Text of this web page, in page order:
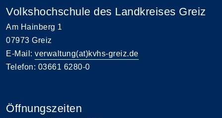
Volkshochschule des Landkreises Greiz
Am Hainberg 1
07973 Greiz
E-Mail: verwaltung(at)kvhs-greiz.de
Telefon: 03661 6280-0
Öffnungszeiten